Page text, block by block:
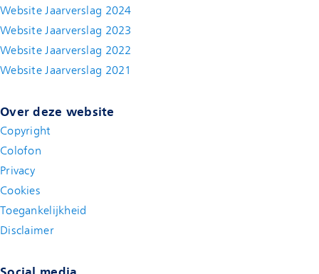
Website Jaarverslag 2024
Website Jaarverslag 2023
Website Jaarverslag 2022
Website Jaarverslag 2021
Over deze website
Copyright
Colofon
Privacy
Cookies
Toegankelijkheid
Disclaimer(new window)